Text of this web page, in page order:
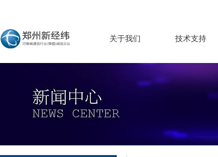
关于我们 技术支持